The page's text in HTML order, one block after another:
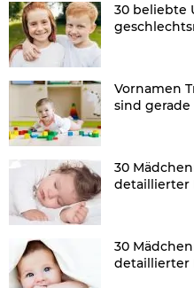
30 beliebte
Vornamen
sind
30
detaillierter
30
detaillierter